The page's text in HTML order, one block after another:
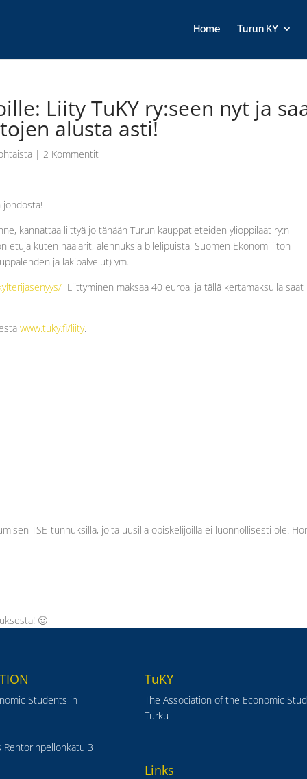
Home Turun KY
Liity TuKY ry:seen nyt ja
alusta asti!
|2 Kommentit
johdosta!
kannattaa liittyä jo tänään Turun kauppatieteiden ylioppilaat ry:n
etuja kuten haalarit, alennuksia bilelipuista, Suomen Ekonomiliiton
ja lakipalvelut) ym.
Liittyminen maksaa 40 euroa, ja tällä kertamaksulla saat
www.tuky.fi/liity.
TSE-tunnuksilla, joita uusilla opiskelijoilla ei luonnollisesti ole.
🙂
Students in
Rehtorinpellonkatu 3
TuKY
The Association of the Economic
Turku
Links